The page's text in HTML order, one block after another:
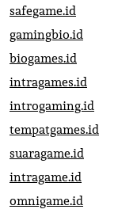
safegame.id
gamingbio.id
biogames.id
intragames.id
introgaming.id
tempatgames.id
suaragame.id
intragame.id
omnigame.id